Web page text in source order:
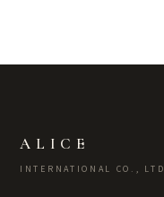
ALICE
INTERNATIONAL CO., LTD